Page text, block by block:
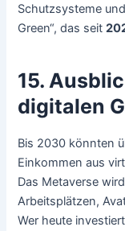
Schutzsysteme
Green“, das seit
15.
digitalen
Bis 2030 könnten
Einkommen aus
Das Metaverse
Arbeitsplätzen,
Wer heute